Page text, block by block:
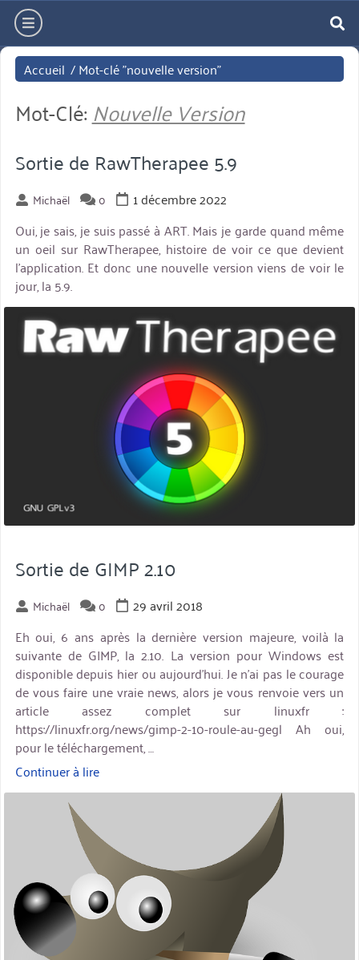
Aller
directement
au
contenu
hamburger
Accueil /Mot-clé "nouvelle version"
Mot-Clé: Nouvelle Version
Sortie de RawTherapee 5.9
Michaël 0
1 décembre 2022
Oui, je sais, je suis passé à ART. Mais je garde quand même
un oeil sur RawTherapee, histoire de voir ce que devient
l’application. Et donc une nouvelle version viens de voir le
jour, la 5.9.
miniature
Sortie de GIMP 2.10
Michaël 0
29 avril 2018
Eh oui, 6 ans après la dernière version majeure, voilà la
suivante de GIMP, la 2.10. La version pour Windows est
disponible depuis hier ou aujourd’hui. Je n’ai pas le courage
de vous faire une vraie news, alors je vous renvoie vers un
article assez complet sur linuxfr :
https://linuxfr.org/news/gimp-2-10-roule-au-gegl Ah oui,
pour le téléchargement, …
Continuer à lire« Sortie
de